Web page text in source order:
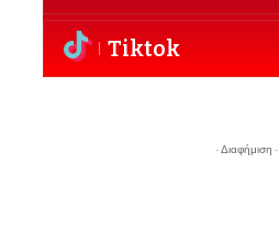
Tiktok
- Διαφήμιση -